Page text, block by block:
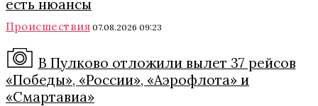
есть нюансы
Происшествия 07.08.2026 09:23
В Пулково отложили вылет 37 рейсов
«Победы», «России», «Аэрофлота» и
«Смартавиа»